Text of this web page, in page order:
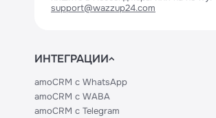
support@wazzup24.com
ИНТЕГРАЦИИ
amoCRM с WhatsApp
amoCRM с WABA
amoCRM с Telegram